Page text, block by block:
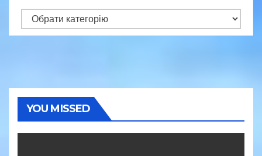
Категорії
YOU MISSED